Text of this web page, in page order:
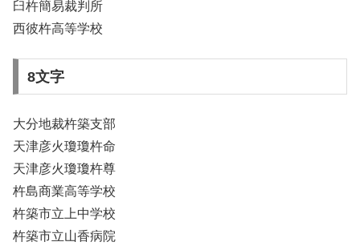
臼杵簡易裁判所
西彼杵高等学校
8文字
大分地裁杵築支部
天津彦火瓊瓊杵命
天津彦火瓊瓊杵尊
杵島商業高等学校
杵築市立上中学校
杵築市立山香病院